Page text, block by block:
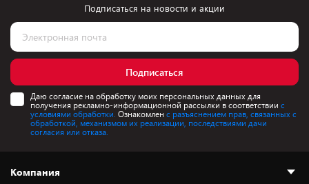
Подписаться на новости и акции
Подписаться
Даю согласие на обработку моих персональных данных для
получения рекламно-информационной рассылки в соответствии с
условиями обработки. Ознакомлен с разъяснением прав, связанных с
обработкой, механизмом их реализации, последствиями дачи
согласия или отказа.
Компания